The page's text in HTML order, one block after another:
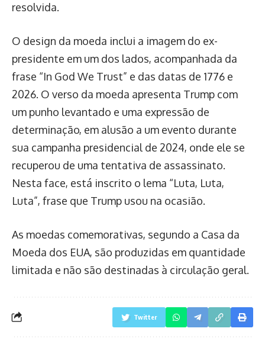
resolvida.
O design da moeda inclui a imagem do ex-
presidente em um dos lados, acompanhada da
frase “In God We Trust” e das datas de 1776 e
2026. O verso da moeda apresenta Trump com
um punho levantado e uma expressão de
determinação, em alusão a um evento durante
sua campanha presidencial de 2024, onde ele se
recuperou de uma tentativa de assassinato.
Nesta face, está inscrito o lema “Luta, Luta,
Luta”, frase que Trump usou na ocasião.
As moedas comemorativas, segundo a Casa da
Moeda dos EUA, são produzidas em quantidade
limitada e não são destinadas à circulação geral.
Twitter